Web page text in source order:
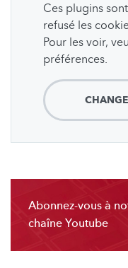
Ces plugins
refusé les
Pour les voir,
préférences.
Abonnez-vous à
chaîne Youtube